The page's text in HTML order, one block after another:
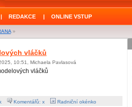
| REDAKCE | ONLINE VSTUP
»
vláčků
10:51, Michaela Pavlasová
vláčků
Komentářů: x Radniční okénko